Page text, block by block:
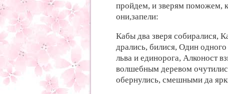
пройдем, и зверям поможем,
они,запели:
Кабы два зверя собиралися,
дрались, билися, Один одного
льва и единорога, Алконост
волшебным деревом
обернулись, смешными да